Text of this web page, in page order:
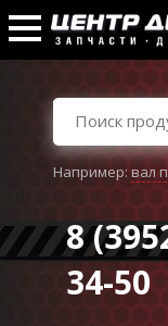
Например:вал
8
34-50